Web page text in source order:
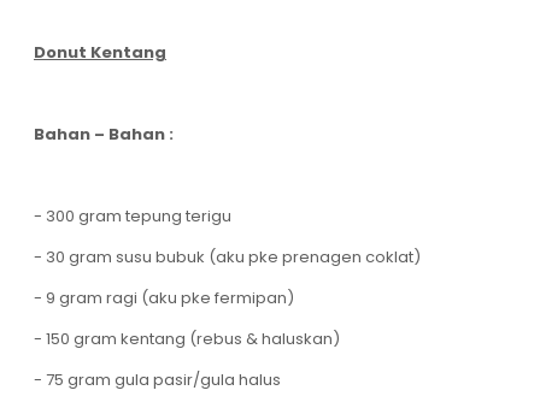
Donut Kentang
Bahan – Bahan :
- 300 gram tepung terigu
- 30 gram susu bubuk (aku pke prenagen coklat)
- 9 gram ragi (aku pke fermipan)
- 150 gram kentang (rebus & haluskan)
- 75 gram gula pasir/gula halus